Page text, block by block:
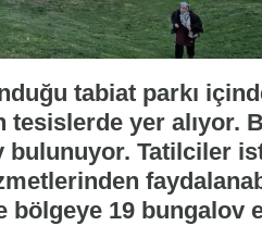
tabiat parkı
tesislerde yer alıyor.
bulunuyor. Tatilciler
bölgeye 19 bungalov